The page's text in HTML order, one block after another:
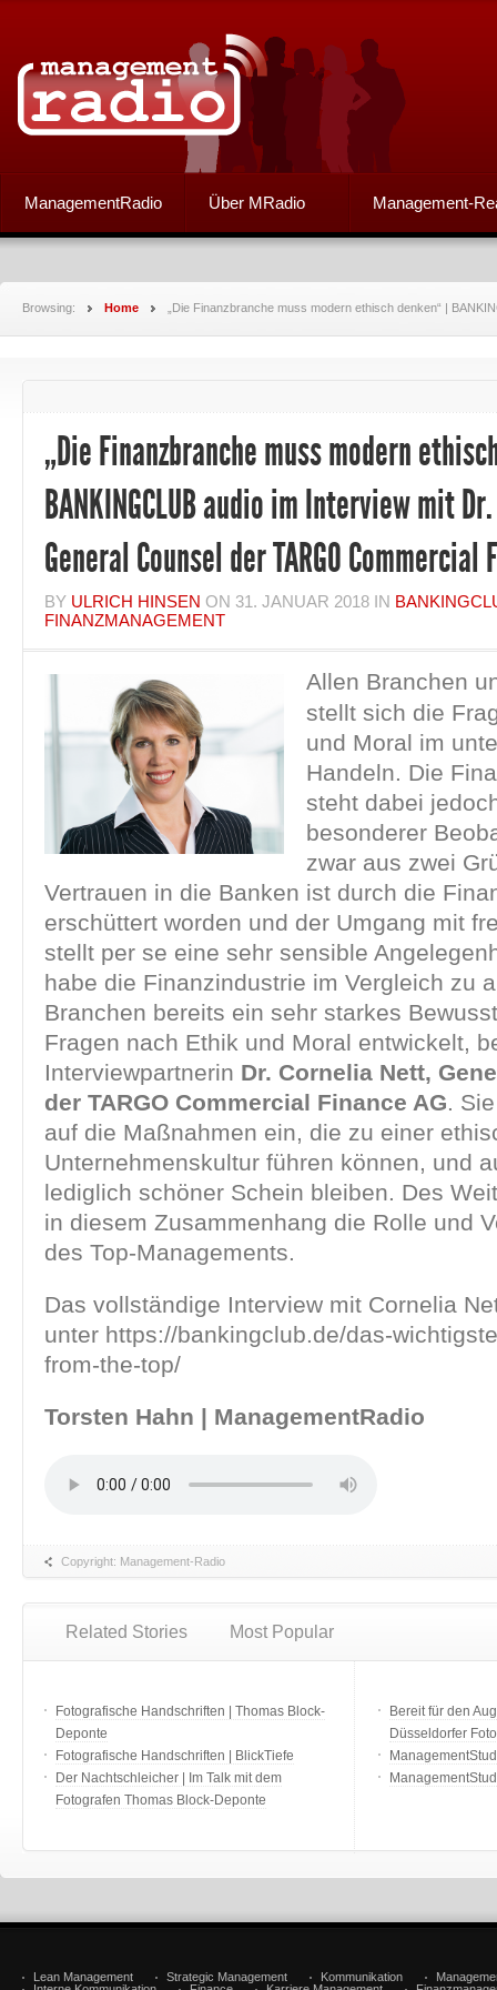
ManagementRadio Über MRadio Management-
Browsing: Home „Die Finanzbranche muss modern ethisch denken“ |
„Die Finanzbranche muss modern
BANKINGCLUB audio im Interview mit
General Counsel der TARGO Commercial
BY ULRICH HINSEN ON 31. JANUAR 2018 IN
FINANZMANAGEMENT
Allen Branchen
stellt sich die
und Moral im
Handeln. Die
steht dabei
besonderer
zwar aus zwei
Vertrauen in die Banken ist durch die
erschüttert worden und der Umgang mit
stellt per se eine sehr sensible
habe die Finanzindustrie im Vergleich zu
Branchen bereits ein sehr starkes
Fragen nach Ethik und Moral entwickelt,
Interviewpartnerin Dr. Cornelia Nett,
der TARGO Commercial Finance AG.
auf die Maßnahmen ein, die zu einer
Unternehmenskultur führen können, und
lediglich schöner Schein bleiben. Des
in diesem Zusammenhang die Rolle und
des Top-Managements.
Das vollständige Interview mit Cornelia
unter https://bankingclub.de/das-
from-the-top/
Torsten Hahn | ManagementRadio
Copyright: Management-Radio
Related Stories Most Popular
Fotografische Handschriften | Thomas Block-
Deponte
Fotografische Handschriften | BlickTiefe
Der Nachtschleicher | Im Talk mit dem
Fotografen Thomas Block-Deponte
Bereit für den
Düsseldorfer
Lean Management Strategic Management Kommunikation